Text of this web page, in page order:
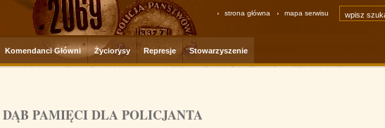
strona główna mapa serwisu
Komendanci Główni Życiorysy Represje Stowarzyszenie
DĄB PAMIĘCI DLA POLICJANTA